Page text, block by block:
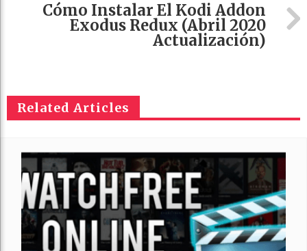
Cómo Instalar El Kodi Addon
Exodus Redux (Abril 2020
Actualización)
Related Articles